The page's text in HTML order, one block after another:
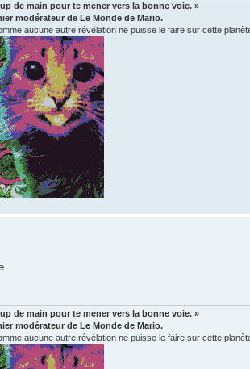
de main pour te mener vers la bonne voie. »
modérateur de Le Monde de Mario.
aucune autre révélation ne puisse le faire sur cette
de main pour te mener vers la bonne voie. »
modérateur de Le Monde de Mario.
aucune autre révélation ne puisse le faire sur cette